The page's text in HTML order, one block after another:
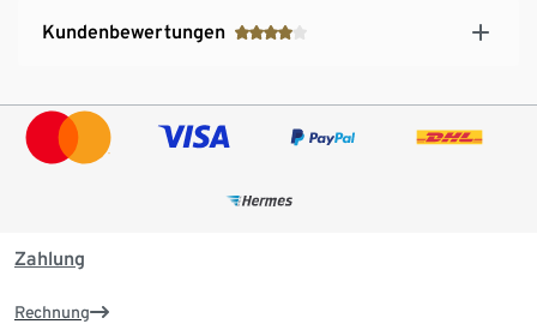
Kundenbewertungen
Zahlung
Rechnung